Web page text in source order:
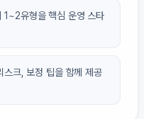
1~2유형을 핵심 운영 스타
스크, 보정 팁을 함께 제공